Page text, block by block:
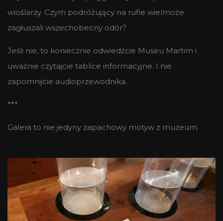
wioślarzy. Czym podróżujący na rufie wielmoże
zagłuszali wszechobecny odór?
Jeśli nie, to koniecznie odwiedźcie Museu Martim i
uważnie czytajcie tablice informacyjne. I nie
zapomnijcie audioprzewodnika.
***
Galera to nie jedyny zapachowy motyw z muzeum.